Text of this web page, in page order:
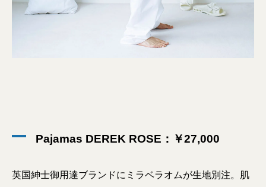
Pajamas DEREK ROSE：￥27,000
英国紳士御用達ブランドにミラベラオムが生地別注。肌